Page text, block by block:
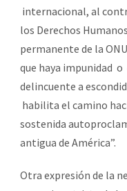
internacional, al
los Derechos
permanente de la
que haya impunidad
delincuente a
habilita el camino
sostenida
antigua de América”.
Otra expresión de la